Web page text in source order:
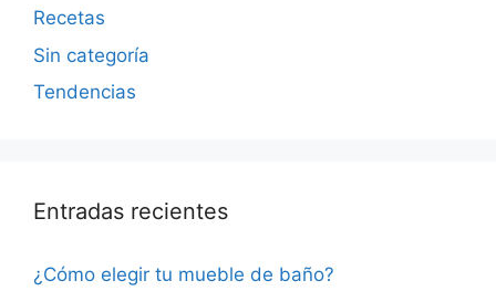
Recetas
Sin categoría
Tendencias
Entradas recientes
¿Cómo elegir tu mueble de baño?